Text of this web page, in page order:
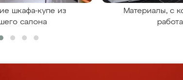
шкафа-купе из
салона
Материалы, с